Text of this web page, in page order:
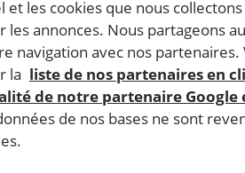
et les cookies que nous
annonces. Nous partageons
navigation avec nos partenaires.
la liste de nos partenaires en
de notre partenaire Google
de nos bases ne sont